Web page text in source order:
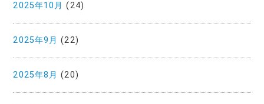
2025年10月 (24)
2025年9月 (22)
2025年8月 (20)